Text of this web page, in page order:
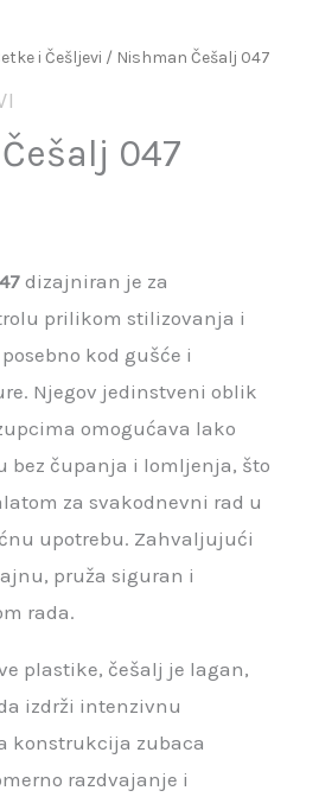
i Češljevi / Nishman Češalj 047
047
dizajniran je za
prilikom stilizovanja i
kod gušće i
Njegov jedinstveni oblik
omogućava lako
bez čupanja i lomljenja, što
za svakodnevni rad u
upotrebu. Zahvaljujući
pruža siguran i
rada.
plastike, češalj je lagan,
izdrži intenzivnu
konstrukcija zubaca
razdvajanje i